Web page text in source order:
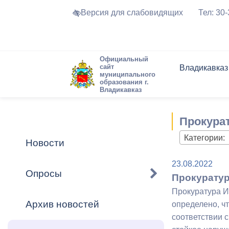
Версия для слабовидящих Тел:
Официальный
сайт
муниципального
образования г.
Владикавказ
Владикавказ
Устав города
Города-
городского
Торги и
Программа
Формы
Обратная
Комиссии
График
Новостная
Актуально
Новости
Опросы
Архив новостей
Категории:
23.08.2022
Прокуратура
определено,
соответствии